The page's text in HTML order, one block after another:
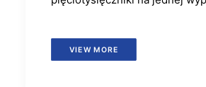
VIEW MORE